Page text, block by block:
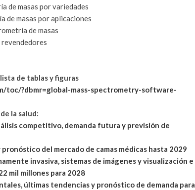
demasas por variedades
de masas por aplicaciones
de masas
de tablas y figuras
toc/?dbmr=global-mass-spectrometry-software-
la salud:
competitivo, demanda futura y previsión de
del mercado de camas médicas hasta 2029
invasiva, sistemas de imágenes y visualización e
mil millones para 2028
últimas tendencias y pronóstico de demanda para